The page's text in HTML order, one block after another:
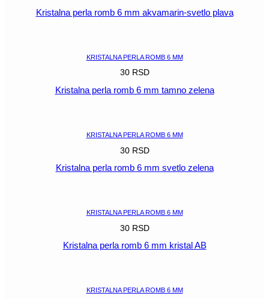
Kristalna perla romb 6 mm akvamarin-svetlo plava
KRISTALNA PERLA ROMB 6 MM
30 RSD
Kristalna perla romb 6 mm tamno zelena
KRISTALNA PERLA ROMB 6 MM
30 RSD
Kristalna perla romb 6 mm svetlo zelena
KRISTALNA PERLA ROMB 6 MM
30 RSD
Kristalna perla romb 6 mm kristal AB
KRISTALNA PERLA ROMB 6 MM